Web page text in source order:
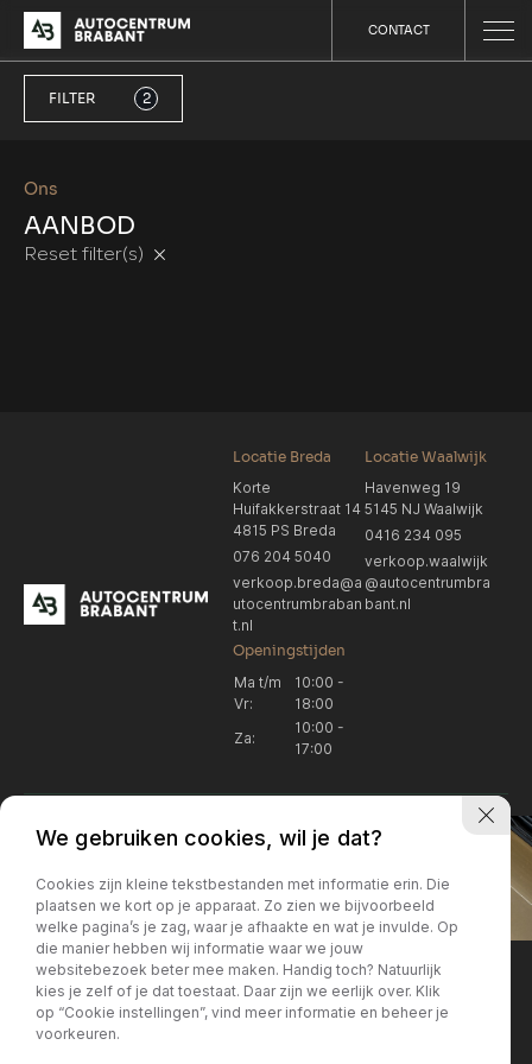
CONTACT
Ons
AANBOD
Reset filter(s)
FILTER 2
Locatie Breda
Korte
Huifakkerstraat 14
4815 PS Breda
076 204 5040
verkoop.breda@a
utocentrumbraban
t.nl
Locatie Waalwijk
Havenweg 19
5145 NJ Waalwijk
0416 234 095
verkoop.waalwijk
@autocentrumbra
bant.nl
Openingstijden
Ma t/m
Vr:
10:00 -
18:00
Za:
10:00 -
17:00
Locatie Breda
076 204 5040
Locatie Breda
verkoop.breda@autocentrum
brabant.nl
Locatie Breda
Korte Huifakkerstraat 14
4815 PS Breda
Locatie Breda
+31 076 204 5040
We gebruiken cookies, wil je dat?
Cookies zijn kleine tekstbestanden met informatie erin. Die
plaatsen we kort op je apparaat. Zo zien we bijvoorbeeld
welke pagina’s je zag, waar je afhaakte en wat je invulde. Op
die manier hebben wij informatie waar we jouw
websitebezoek beter mee maken. Handig toch? Natuurlijk
kies je zelf of je dat toestaat. Daar zijn we eerlijk over. Klik
op “Cookie instellingen”, vind meer informatie en beheer je
voorkeuren.